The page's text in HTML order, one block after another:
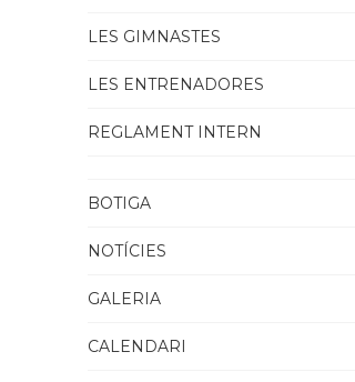
LES GIMNASTES
LES ENTRENADORES
REGLAMENT INTERN
BOTIGA
NOTÍCIES
GALERIA
CALENDARI